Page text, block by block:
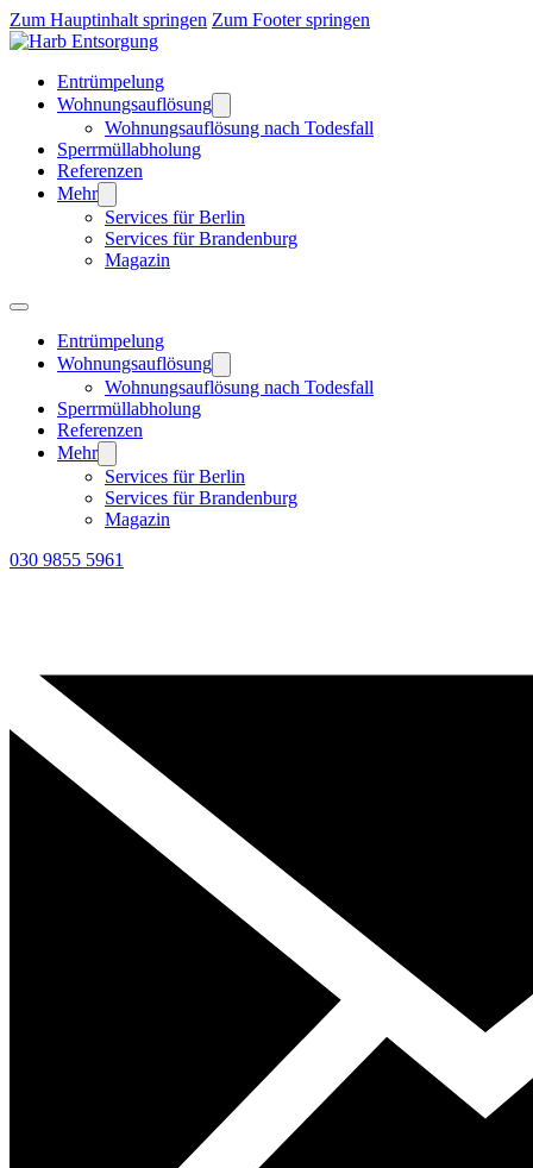
Zum Hauptinhalt springen Zum Footer springen
Entrümpelung
Wohnungsauflösung
Wohnungsauflösung nach Todesfall
Sperrmüllabholung
Referenzen
Mehr
Services für Berlin
Services für Brandenburg
Magazin
Entrümpelung
Wohnungsauflösung
Wohnungsauflösung nach Todesfall
Sperrmüllabholung
Referenzen
Mehr
Services für Berlin
Services für Brandenburg
Magazin
030 9855 5961